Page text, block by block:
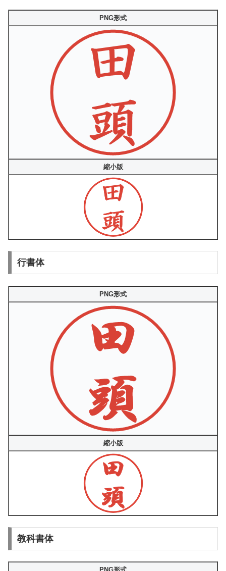
PNG形式
縮小版
行書体
PNG形式
縮小版
教科書体